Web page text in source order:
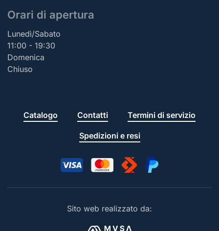
Orari di apertura
Lunedì/Sabato
11:00 - 19:30
Domenica
Chiuso
Catalogo Contatti Termini di servizio
Spedizioni e resi
Sito web realizzato da: